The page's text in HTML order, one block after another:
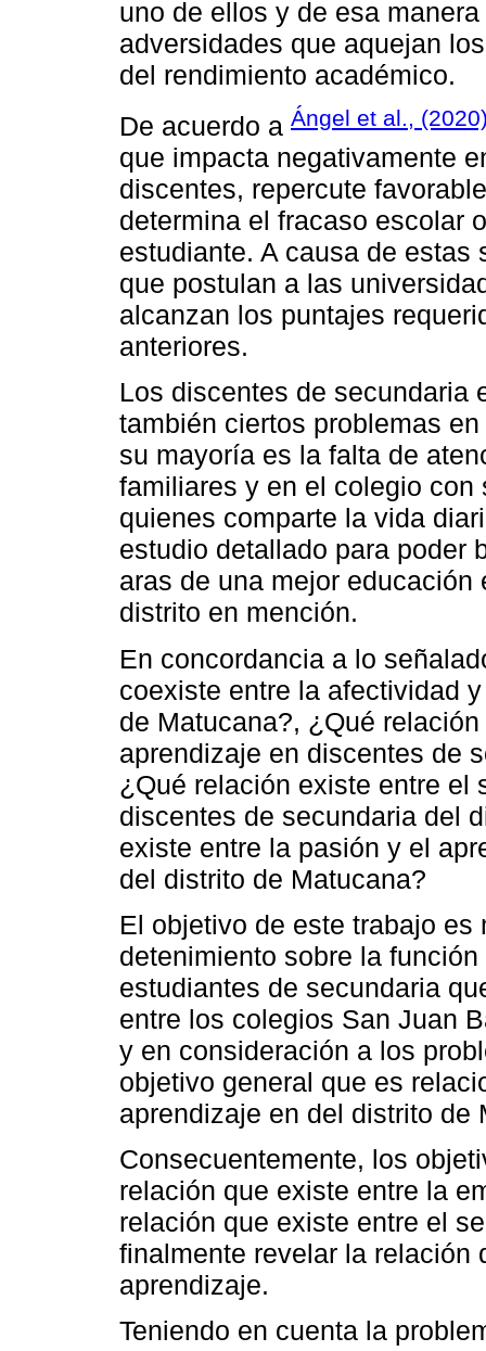
uno de ellos y de esa
adversidades que aquejan
del rendimiento académico.
De acuerdo a Ángel et al.,
que impacta negativamente
discentes, repercute
determina el fracaso escolar
estudiante. A causa de
que postulan a las
alcanzan los puntajes
anteriores.
Los discentes de secundaria
también ciertos problemas
su mayoría es la falta de
familiares y en el colegio
quienes comparte la vida
estudio detallado para poder
aras de una mejor
distrito en mención.
En concordancia a lo
coexiste entre la afectividad
de Matucana?, ¿Qué
aprendizaje en discentes de
¿Qué relación existe entre el
discentes de secundaria del
existe entre la pasión y el
del distrito de Matucana?
El objetivo de este trabajo
detenimiento sobre la
estudiantes de secundaria
entre los colegios San Juan
y en consideración a los
objetivo general que es
aprendizaje en del distrito de
Consecuentemente, los
relación que existe entre la
relación que existe entre el
finalmente revelar la relación
aprendizaje.
Teniendo en cuenta la